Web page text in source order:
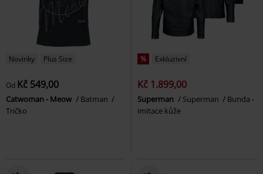
Novinky Plus Size
Od Kč 549,00
Catwoman - Meow
Batman
Tričko
% Exkluzivní
Kč 1.899,00
Superman Superman
Bunda -
imitace kůže